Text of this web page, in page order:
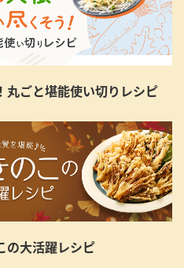
丸ごと堪能使い切りレシピ
の大活躍レシピ